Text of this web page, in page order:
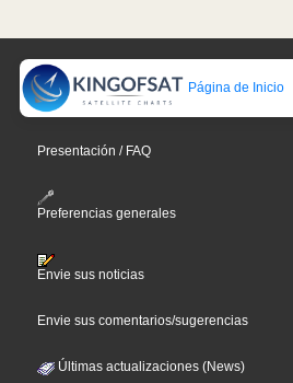
Página de Inicio
Presentación / FAQ
Preferencias generales
Envie sus noticias
Envie sus comentarios/sugerencias
Últimas actualizaciones (News)